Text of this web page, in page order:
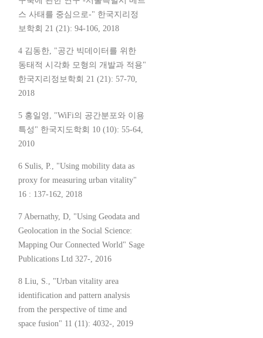
스 사태를 중심으로-" 한국지리정
보학회 21 (21): 94-106, 2018
4 김동한, "공간 빅데이터를 위한
동태적 시각화 모형의 개발과 적용"
한국지리정보학회 21 (21): 57-70,
2018
5 홍일영, "WiFi의 공간분포와 이용
특성" 한국지도학회 10 (10): 55-64,
2010
6 Sulis, P., "Using mobility data as
proxy for measuring urban vitality"
16 : 137-162, 2018
7 Abernathy, D, "Using Geodata and
Geolocation in the Social Science:
Mapping Our Connected World" Sage
Publications Ltd 327-, 2016
8 Liu, S., "Urban vitality area
identification and pattern analysis
from the perspective of time and
space fusion" 11 (11): 4032-, 2019